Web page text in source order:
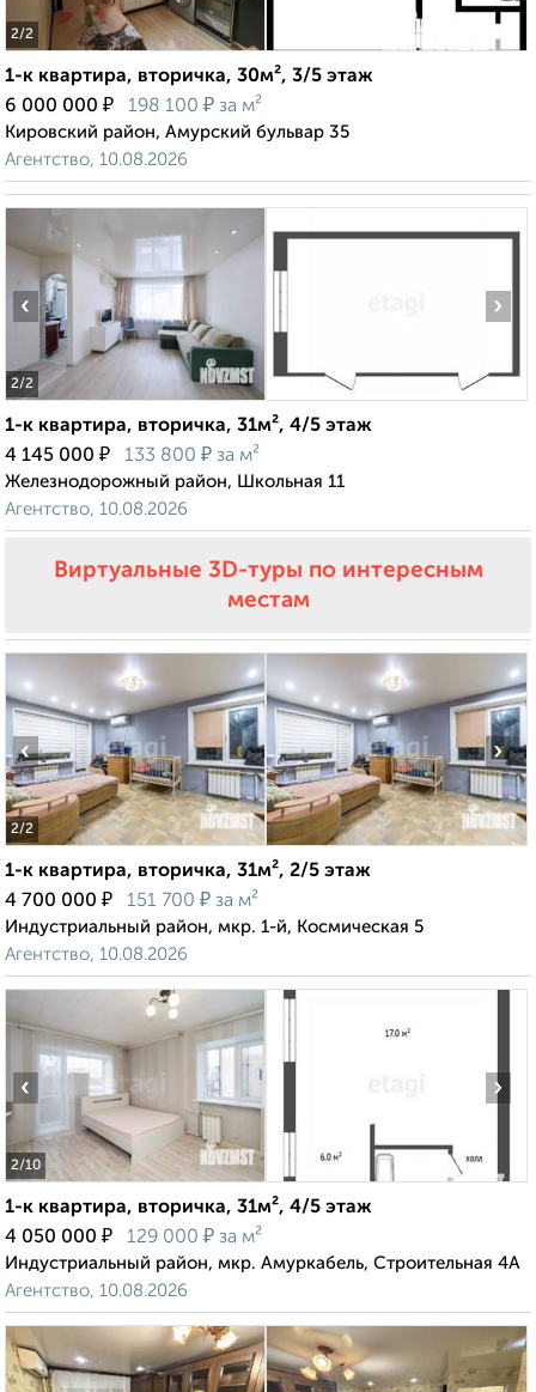
2/2
1-к квартира, вторичка, 30м², 3/5 этаж
6 000 000 ₽ 198 100 ₽ за м²
Кировский район, Амурский бульвар 35
Агентство, 10.08.2026
2/2
‹ ›
1-к квартира, вторичка, 31м², 4/5 этаж
4 145 000 ₽ 133 800 ₽ за м²
Железнодорожный район, Школьная 11
Агентство, 10.08.2026
Виртуальные 3D-туры по интересным
местам
2/2
‹ ›
1-к квартира, вторичка, 31м², 2/5 этаж
4 700 000 ₽ 151 700 ₽ за м²
Индустриальный район, мкр. 1-й, Космическая 5
Агентство, 10.08.2026
2/10
‹ ›
1-к квартира, вторичка, 31м², 4/5 этаж
4 050 000 ₽ 129 000 ₽ за м²
Индустриальный район, мкр. Амуркабель, Строительная 4А
Агентство, 10.08.2026